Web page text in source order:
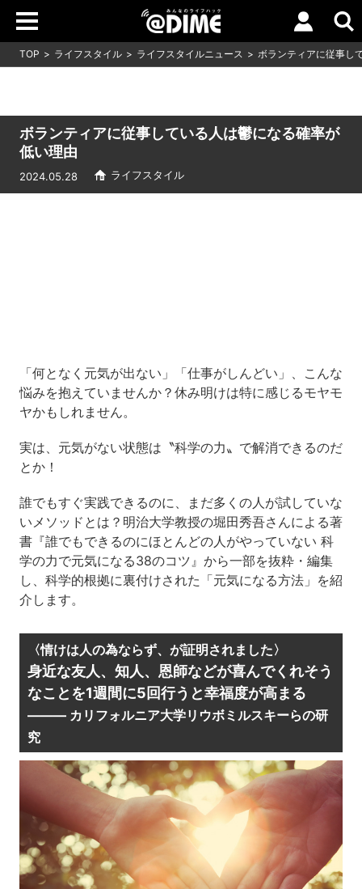
TOP ライフスタイル ライフスタイルニュース ボランティアに従事し
ボランティアに従事している人は鬱になる確率が
低い理由
2024.05.28 ライフスタイル
「何となく元気が出ない」「仕事がしんどい」、こんな
悩みを抱えていませんか？休み明けは特に感じるモヤモ
ヤかもしれません。
実は、元気がない状態は〝科学の力〟で解消できるのだ
とか！
誰でもすぐ実践できるのに、まだ多くの人が試していな
いメソッドとは？明治大学教授の堀田秀吾さんによる著
書『誰でもできるのにほとんどの人がやっていない 科
学の力で元気になる38のコツ』から一部を抜粋・編集
し、科学的根拠に裏付けされた「元気になる方法」を紹
介します。
〈情けは人の為ならず、が証明されました〉
身近な友人、知人、恩師などが喜んでくれそう
なことを1週間に5回行うと幸福度が高まる
——— カリフォルニア大学リウボミルスキーらの研
究